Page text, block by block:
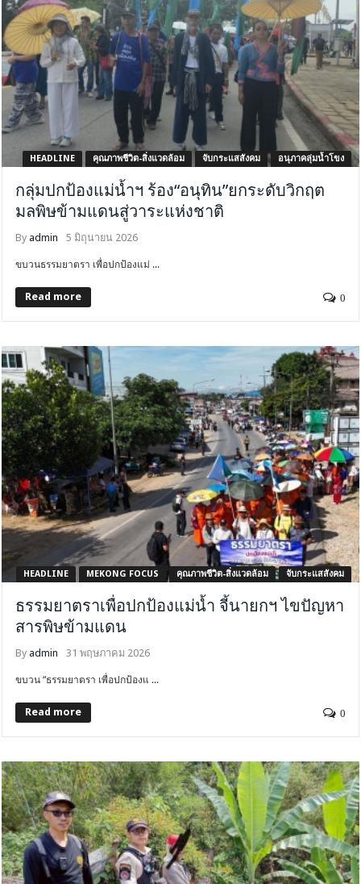
HEADLINE คุณภาพชีวิต-สิ่งแวดล้อม จับกระแสสังคม อนุภาคลุ่มน้ำโขง
กลุ่มปกป้องแม่น้ำฯ ร้อง“อนุทิน”ยกระดับวิกฤต
มลพิษข้ามแดนสู่วาระแห่งชาติ
By admin 5 มิถุนายน 2026
ขบวนธรรมยาตรา เพื่อปกป้องแม่ ...
Read more 0
HEADLINE MEKONG FOCUS คุณภาพชีวิต-สิ่งแวดล้อม จับกระแสสังคม
ธรรมยาตราเพื่อปกป้องแม่น้ำ จี้นายกฯ ไขปัญหา
สารพิษข้ามแดน
By admin 31 พฤษภาคม 2026
ขบวน “ธรรมยาตรา เพื่อปกป้องแ ...
Read more 0